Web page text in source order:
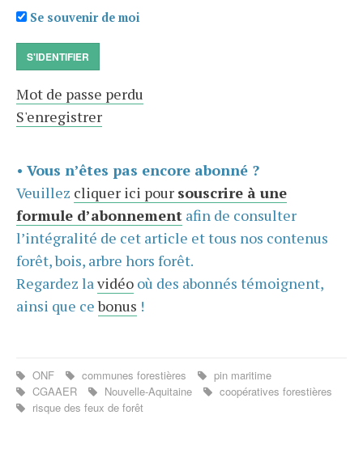
Se souvenir de moi
S'IDENTIFIER
Mot de passe perdu
S'enregistrer
• Vous n’êtes pas encore abonné ?
Veuillez cliquer ici pour souscrire à une
formule d’abonnement afin de consulter
l’intégralité de cet article et tous nos contenus
forêt, bois, arbre hors forêt.
Regardez lavidéo où des abonnés témoignent,
ainsi que cebonus !
ONF communes forestières
pin maritime
CGAAER
Nouvelle-Aquitaine
coopératives forestières
risque des feux de forêt